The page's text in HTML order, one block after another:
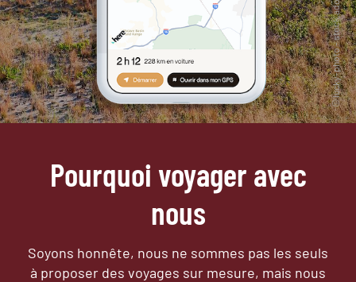
Pourquoi voyager avec
nous
Soyons honnête, nous ne sommes pas les seuls
à proposer des voyages sur mesure, mais nous